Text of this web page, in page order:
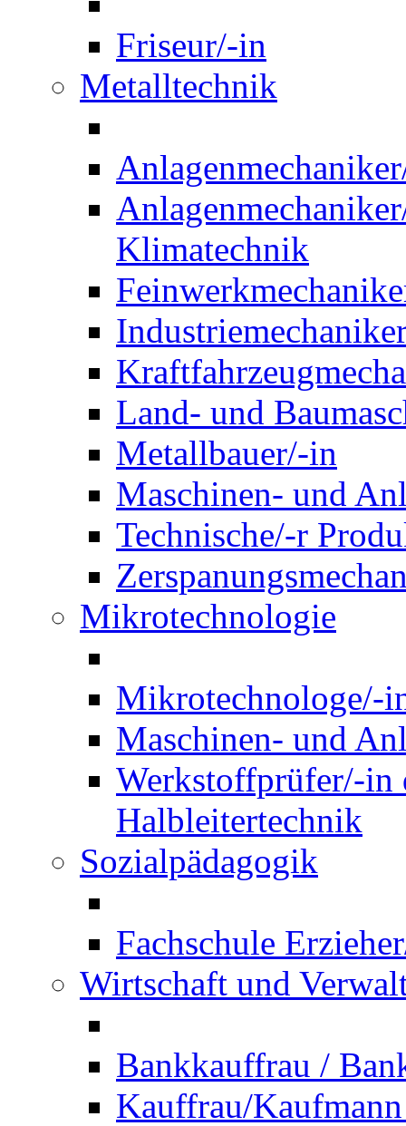
Friseur/-in
Metalltechnik
Klimatechnik
Land- und
Metallbauer/-in
Maschinen- und
Technische/-r
Mikrotechnologie
Mikrotechnologe/-
Maschinen- und
Werkstoffprüfer/-in
Halbleitertechnik
Sozialpädagogik
Fachschule
Wirtschaft und
Bankkauffrau /
Kauffrau/